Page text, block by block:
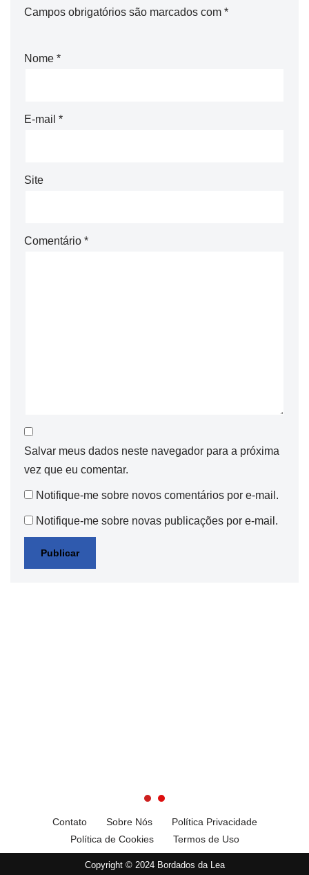
Campos obrigatórios são marcados com *
Nome *
E-mail *
Site
Comentário *
Salvar meus dados neste navegador para a próxima
vez que eu comentar.
Notifique-me sobre novos comentários por e-mail.
Notifique-me sobre novas publicações por e-mail.
Contato Sobre Nós
Política Privacidade
Política de Cookies
Termos de Uso
Copyright © 2024 Bordados da Lea